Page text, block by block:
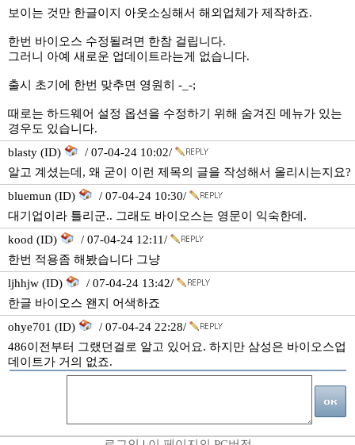
보이는 것만 한글이지 아웃소싱해서 해외업체가 제작하죠.
한번 바이오스 수정될려면 한참 걸립니다.
그러니 아예 새로운 업데이트라는게 없습니다.
출시 초기에 한번 맞추면 영원히 -_-;
때로는 하드웨어 설정 옵션을 수정하기 위해 숨겨진 메뉴가 있는
경우도 있습니다.
blasty (ID)
/ 07-04-24 10:02/
알고 계셨는데, 왜 굳이 이런 제목의 글을 작성해서 올리시는지요?
bluemun (ID)
/ 07-04-24 10:30/
대기업이라 틀리군.. 그래도 바이오스는 영문이 익숙한데.
kood (ID)
/ 07-04-24 12:11/
한번 적용좀 해봤습니다 그냥
ljhhjw (ID)
/ 07-04-24 13:42/
한글 바이오스 왠지 어색하죠
ohye701 (ID)
/ 07-04-24 22:28/
486이전부터 그랬던걸로 알고 있어요. 하지만 삼성은 바이오스업
데이트가 거의 없죠.